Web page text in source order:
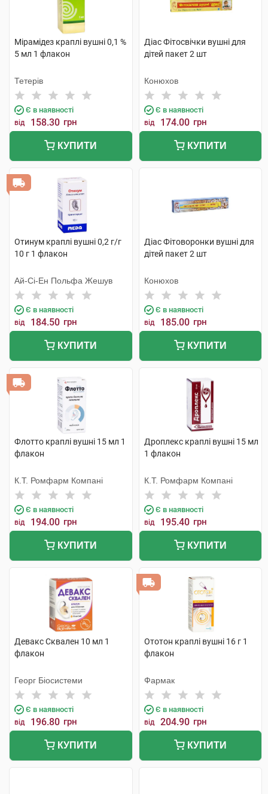
Мірамідез краплі вушні 0,1 %
5 мл 1 флакон
Тетерів
Є в наявності
від 158.30 грн
КУПИТИ
Діас Фітосвічки вушні для
дітей пакет 2 шт
Конюхов
Є в наявності
від 174.00 грн
КУПИТИ
Отинум краплі вушні 0,2 г/г
10 г 1 флакон
Ай-Сі-Ен Польфа Жешув
Є в наявності
від 184.50 грн
КУПИТИ
Діас Фітоворонки вушні для
дітей пакет 2 шт
Конюхов
Є в наявності
від 185.00 грн
КУПИТИ
Флотто краплі вушні 15 мл 1
флакон
К.Т. Ромфарм Компані
Є в наявності
від 194.00 грн
КУПИТИ
Дроплекс краплі вушні 15 мл
1 флакон
К.Т. Ромфарм Компані
Є в наявності
від 195.40 грн
КУПИТИ
Девакс Сквален 10 мл 1
флакон
Георг Біосистеми
Є в наявності
від 196.80 грн
КУПИТИ
Ототон краплі вушні 16 г 1
флакон
Фармак
Є в наявності
від 204.90 грн
КУПИТИ